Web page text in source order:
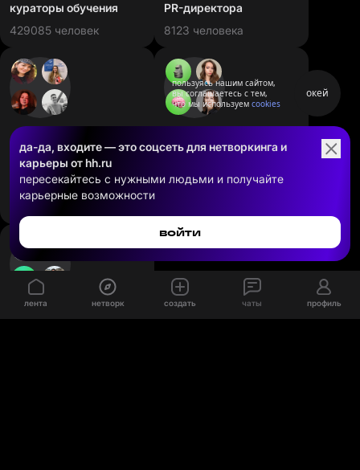
лента нетворк создать чаты профиль
кураторы обучения
429085 человек
PR-директора
8123 человека
сммщики, EdTech
EdTech
да-да, входите — это cоцсеть для нетворкинга и
карьеры от hh.ru
пересекайтесь с нужными людьми и получайте
карьерные возможности
войти
пользуясь нашим сайтом,
вы соглашаетесь с тем,
что мы используем cookies
окей